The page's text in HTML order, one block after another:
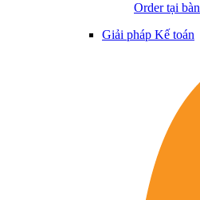
Order tại bàn
Giải pháp Kế toán